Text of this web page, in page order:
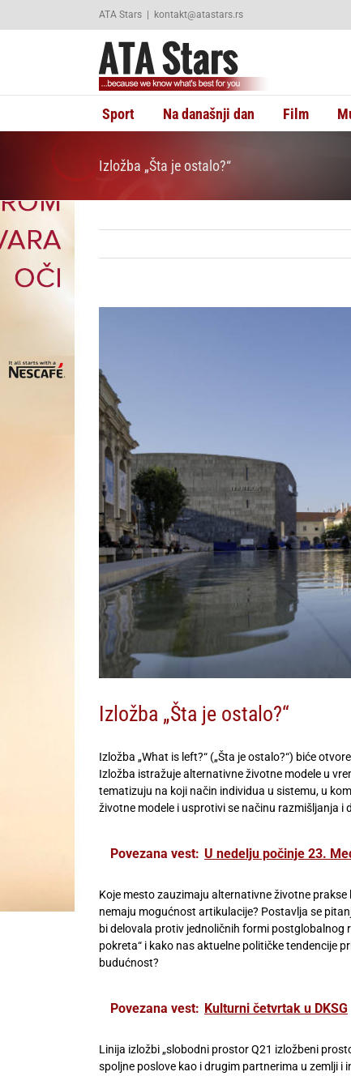
ATA Stars | kontakt@atastars.rs
Sport Na današnji dan Film
Izložba „Šta je ostalo?“
Izložba „Šta je ostalo?“
Izložba „What is left?“ („Šta je ostalo?“) biće
Izložba istražuje alternativne životne modele u
tematizuju na koji način individua u sistemu, u
životne modele i usprotivi se načinu razmišljanja i
Povezana vest: U nedelju počinje 23.
Koje mesto zauzimaju alternativne životne
nemaju mogućnost artikulacije? Postavlja se
bi delovala protiv jednoličnih formi postglobalnog
pokreta“ i kako nas aktuelne političke tendencije
budućnost?
Povezana vest: Kulturni četvrtak u DKSG
Linija izložbi „slobodni prostor Q21 izložbeni
spoljne poslove kao i drugim partnerima u zemlji i